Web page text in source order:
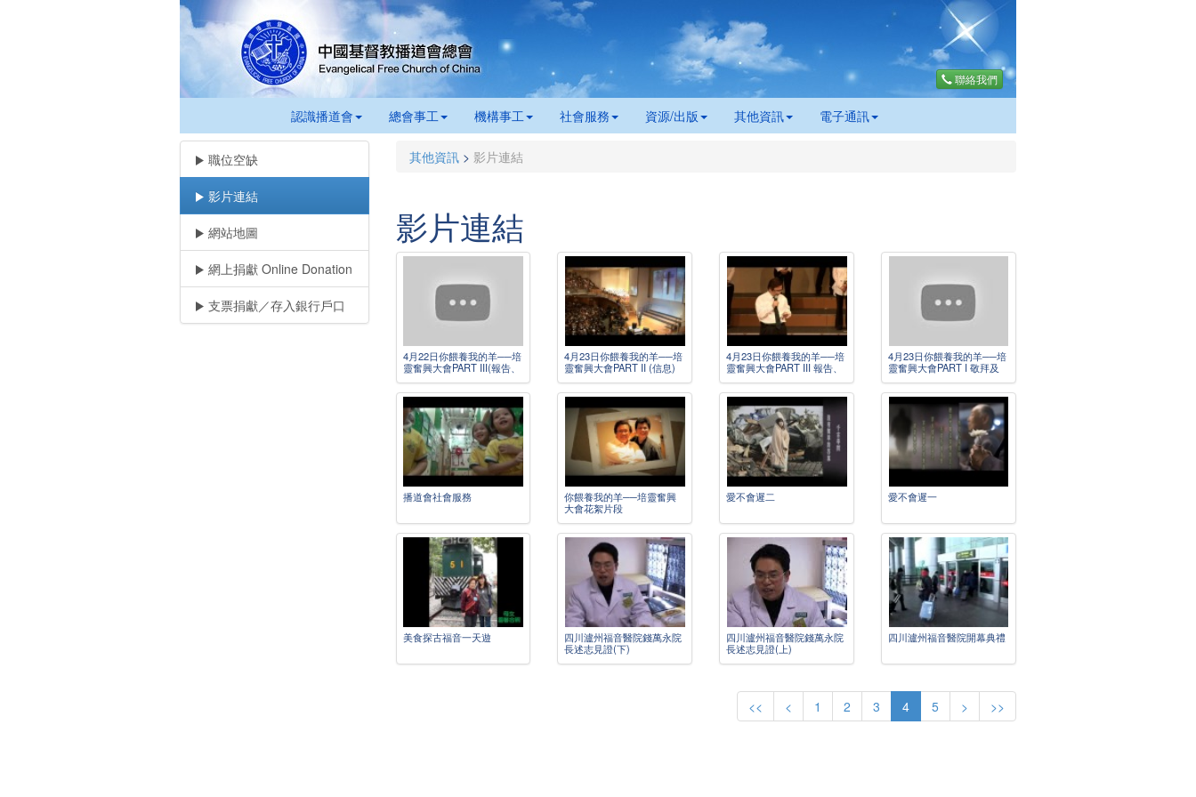
聯絡我們
認識播道會 總會事工 機構事工 社會服務 資源/出版 其他資訊 電子通訊
職位空缺
影片連結
網站地圖
網上捐獻 Online Donation
支票捐獻／存入銀行戶口
其他資訊 > 影片連結
影片連結
4月22日你餵養我的羊──培
靈奮興大會PART III(報告、
4月23日你餵養我的羊──培
靈奮興大會PART II (信息)
4月23日你餵養我的羊──培
靈奮興大會PART III 報告、
4月23日你餵養我的羊──培
靈奮興大會PART I 敬拜及
播道會社會服務
你餵養我的羊──培靈奮興
大會花絮片段
愛不會遲二 愛不會遲一
美食探古福音一天遊
四川瀘州福音醫院錢萬永院
長述志見證(下)
四川瀘州福音醫院錢萬永院
長述志見證(上)
四川瀘州福音醫院開幕典禮
<< < 1 2 3 4 5 > >>